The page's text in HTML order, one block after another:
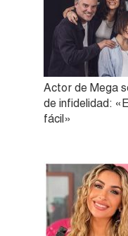
Actor de Mega
de infidelidad:
fácil»